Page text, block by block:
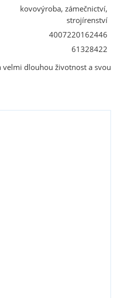
kovovýroba, zámečnictví,
strojírenství
4007220162446
61328422
velmi dlouhou životnost a svou